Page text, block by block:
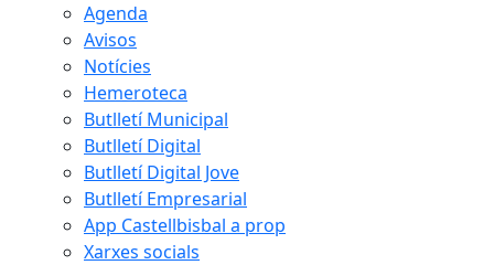
Agenda
Avisos
Notícies
Hemeroteca
Butlletí Municipal
Butlletí Digital
Butlletí Digital Jove
Butlletí Empresarial
App Castellbisbal a prop
Xarxes socials